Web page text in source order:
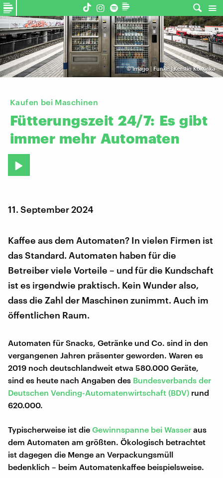
©Imago | Funke | Kerstin Kokoska
Kaufen bei Maschinen
Fütterungszeit 24/7: Es gibt
immer mehr Automaten
11. September 2024
Kaffee aus dem Automaten? In vielen Firmen ist
das Standard. Automaten haben für die
Betreiber viele Vorteile – und für die Kundschaft
ist es irgendwie praktisch. Kein Wunder also,
dass die Zahl der Maschinen zunimmt. Auch im
öffentlichen Raum.
Automaten für Snacks, Getränke und Co. sind in den
vergangenen Jahren präsenter geworden. Waren es
2019 noch deutschlandweit etwa 580.000 Geräte,
sind es heute nach Angaben des Bundesverbands der
Deutschen Vending-Automatenwirtschaft (BDV) rund
620.000.
Typischerweise ist die Gewinnspanne bei Wasser aus
dem Automaten am größten. Ökologisch betrachtet
ist dagegen die Menge an Verpackungsmüll
bedenklich – beim Automatenkaffee beispielsweise.